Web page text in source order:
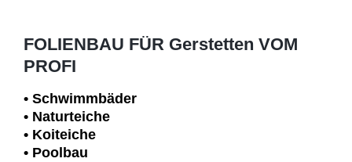
FOLIENBAU FÜR Gerstetten VOM
PROFI
• Schwimm­bäder
• Naturteiche
• Koiteiche
• Poolbau